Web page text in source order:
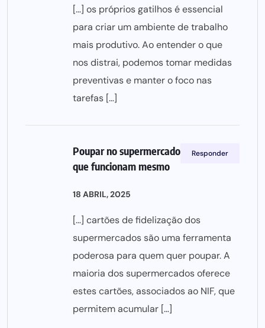
[…] os próprios gatilhos é essencial
para criar um ambiente de trabalho
mais produtivo. Ao entender o que
nos distrai, podemos tomar medidas
preventivas e manter o foco nas
tarefas […]
Poupar no supermercado: Estratégias
que funcionam mesmo
18 ABRIL, 2025
[…] cartões de fidelização dos
supermercados são uma ferramenta
poderosa para quem quer poupar. A
maioria dos supermercados oferece
estes cartões, associados ao NIF, que
permitem acumular […]
Responder